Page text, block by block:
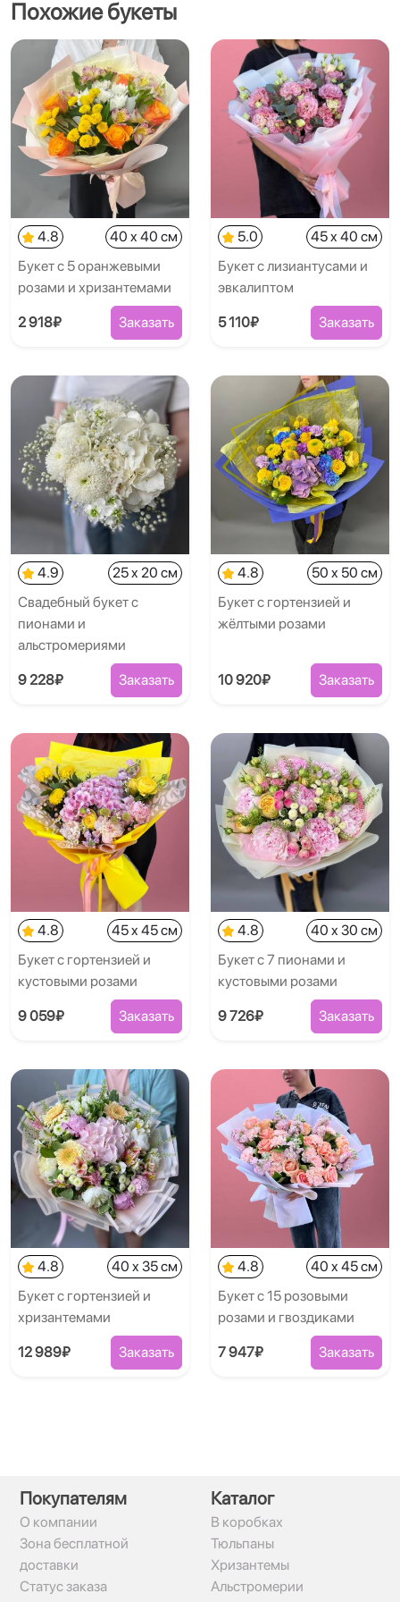
Похожие букеты
4.8
40 x 40 см
Букет с 5 оранжевыми
розами и хризантемами
2 918₽ Заказать
5.0
45 x 40 см
Букет с лизиантусами и
эвкалиптом
5 110₽ Заказать
4.9
25 x 20 см
Свадебный букет с
пионами и
альстромериями
9 228₽ Заказать
4.8
50 x 50 см
Букет с гортензией и
жёлтыми розами
10 920₽ Заказать
4.8
45 x 45 см
Букет с гортензией и
кустовыми розами
9 059₽ Заказать
4.8
40 x 30 см
Букет с 7 пионами и
кустовыми розами
9 726₽ Заказать
4.8
40 x 35 см
Букет с гортензией и
хризантемами
12 989₽ Заказать
4.8
40 x 45 см
Букет с 15 розовыми
розами и гвоздиками
7 947₽ Заказать
Покупателям
О компании
Зона бесплатной
доставки
Статус заказа
Каталог
В коробках
Тюльпаны
Хризантемы
Альстромерии